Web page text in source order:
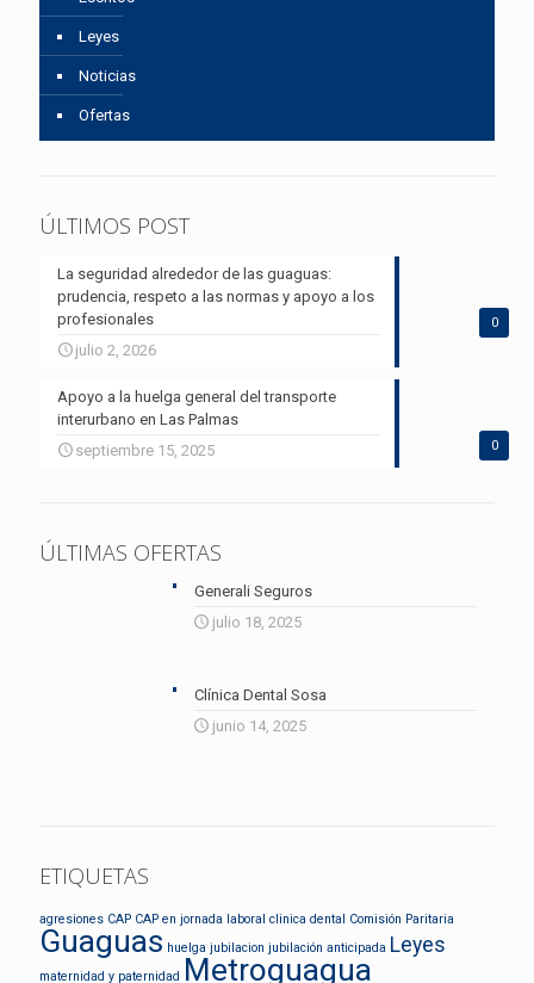
Leyes
Noticias
Ofertas
ÚLTIMOS POST
0
La seguridad alrededor de las guaguas:
prudencia, respeto a las normas y apoyo a los
profesionales
julio 2, 2026
0
Apoyo a la huelga general del transporte
interurbano en Las Palmas
septiembre 15, 2025
ÚLTIMAS OFERTAS
Generali Seguros
julio 18, 2025
Clínica Dental Sosa
junio 14, 2025
ETIQUETAS
agresiones CAP CAP en jornada laboral clinica dental Comisión Paritaria
Guaguas huelga jubilacion jubilación anticipada Leyes
maternidad y paternidad Metroguagua